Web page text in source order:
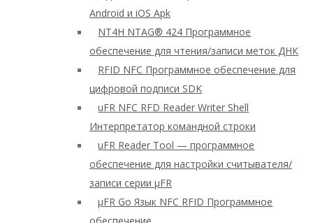
Android и iOS Apk
NT4H NTAG® 424 Программное
обеспечение для чтения/записи меток ДНК
RFID NFC Программное обеспечение для
цифровой подписи SDK
uFR NFC RFD Reader Writer Shell
Интерпретатор командной строки
uFR Reader Tool — программное
обеспечение для настройки считывателя/
записи серии μFR
μFR Go Язык NFC RFID Программное